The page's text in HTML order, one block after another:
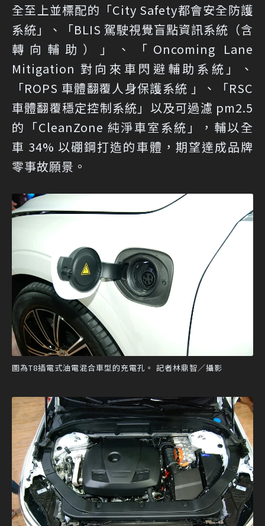
全至上並標配的「City Safety都會安全防護
系統」、「BLIS 駕駛視覺盲點資訊系統（含
轉向輔助）」、「Oncoming Lane
Mitigation 對向來車閃避輔助系統」、
「ROPS 車體翻覆人身保護系統 」、「RSC
車體翻覆穩定控制系統」以及可過濾 pm2.5
的「CleanZone 純淨車室系統」，輔以全
車 34% 以硼鋼打造的車體，期望達成品牌
零事故願景。
圖為T8插電式油電混合車型的充電孔。 記者林鼎智／攝影